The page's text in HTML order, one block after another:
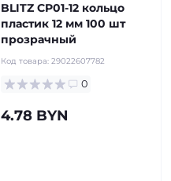
BLITZ CP01-12 кольцо
пластик 12 мм 100 шт
прозрачный
Код товара: 29022607782
0
4.78 BYN